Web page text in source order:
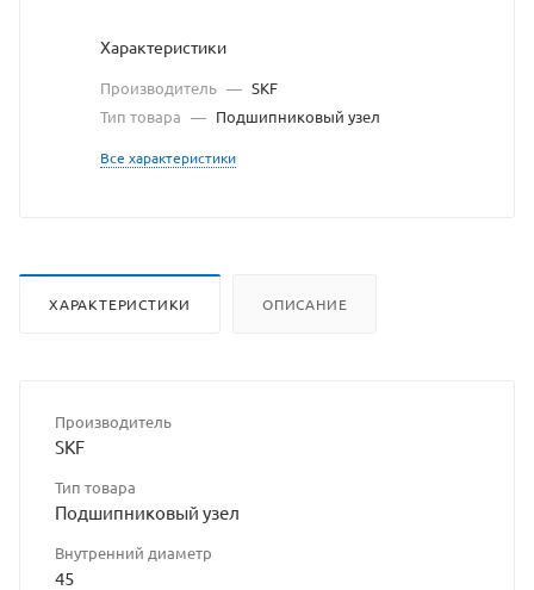
Характеристики
Производитель — SKF
Тип товара — Подшипниковый узел
Все характеристики
ХАРАКТЕРИСТИКИ ОПИСАНИЕ
Производитель
SKF
Тип товара
Подшипниковый узел
Внутренний диаметр
45